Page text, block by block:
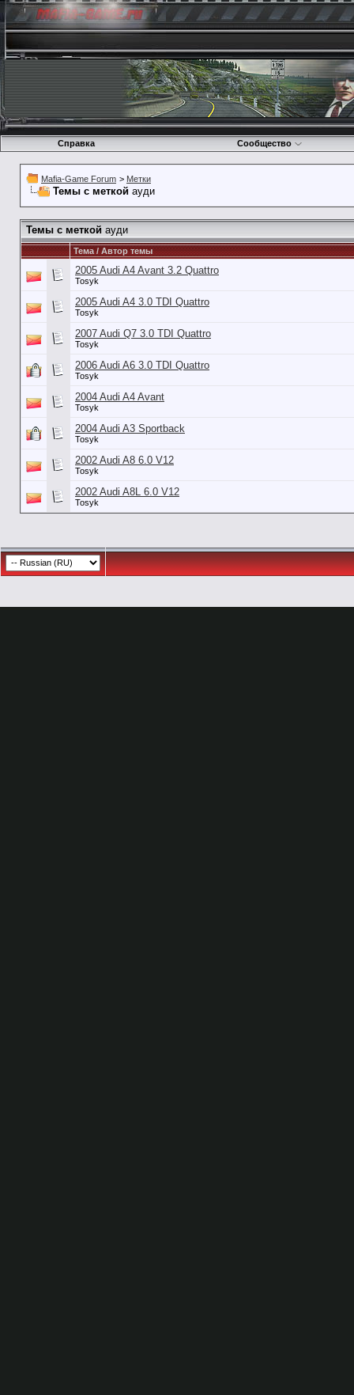
Справка Сообщество
Mafia-Game Forum > Метки
Темы с меткой ауди
Темы с меткой ауди
Тема / Автор темы
2005 Audi A4 Avant 3.2 Quattro
Tosyk
2005 Audi A4 3.0 TDI Quattro
Tosyk
2007 Audi Q7 3.0 TDI Quattro
Tosyk
2006 Audi A6 3.0 TDI Quattro
Tosyk
2004 Audi A4 Avant
Tosyk
2004 Audi A3 Sportback
Tosyk
2002 Audi A8 6.0 V12
Tosyk
2002 Audi A8L 6.0 V12
Tosyk